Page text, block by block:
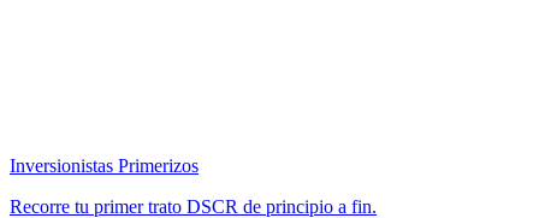
Inversionistas Primerizos
Recorre tu primer trato DSCR de principio a fin.